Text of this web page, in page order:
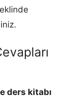
ders kitabı